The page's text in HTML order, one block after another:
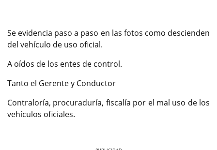
Se evidencia paso a paso en las fotos como descienden
del vehículo de uso oficial.
A oídos de los entes de control.
Tanto el Gerente y Conductor
Contraloría, procuraduría, fiscalía por el mal uso de los
vehículos oficiales.